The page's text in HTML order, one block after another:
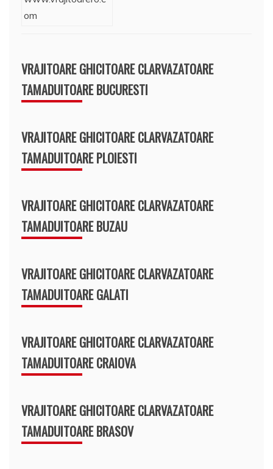
VRAJITOARE GHICITOARE CLARVAZATOARE
TAMADUITOARE BUCURESTI
VRAJITOARE GHICITOARE CLARVAZATOARE
TAMADUITOARE PLOIESTI
VRAJITOARE GHICITOARE CLARVAZATOARE
TAMADUITOARE BUZAU
VRAJITOARE GHICITOARE CLARVAZATOARE
TAMADUITOARE GALATI
VRAJITOARE GHICITOARE CLARVAZATOARE
TAMADUITOARE CRAIOVA
VRAJITOARE GHICITOARE CLARVAZATOARE
TAMADUITOARE BRASOV